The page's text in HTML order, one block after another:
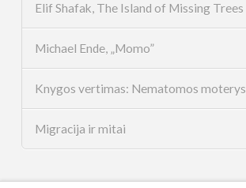
Elif Shafak, The Island of Missing Trees
Michael Ende, „Momo”
Knygos vertimas: Nematomos moterys
Migracija ir mitai